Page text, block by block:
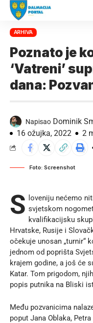
ARHIVA
Poznato je
‘Vatreni’
dana:
Napisao Dominik
16 ožujka, 2022
2
Foto: Screenshot
S
loveniju nećemo
svjetskom
kvalifikacijsku
Hrvatske, Rusije i
očekuje unosan „turnir“
jednom od poprišta
krajem godine, a još će
Katar. Tom prigodom,
popis putnika na Bliski
Među pozvanicima
poput Jana Oblaka,